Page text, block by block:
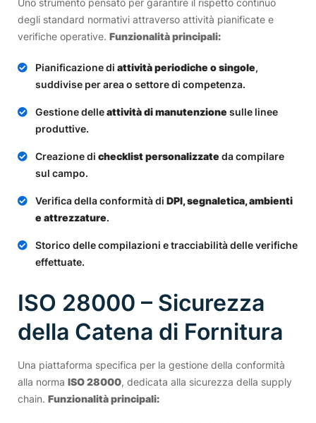
Uno strumento pensato per garantire il rispetto continuo
degli standard normativi attraverso attività pianificate e
verifiche operative. Funzionalità principali:
Pianificazione di attività periodiche o singole,
suddivise per area o settore di competenza.
Gestione delleattività di manutenzione sulle linee
produttive.
Creazione di checklist personalizzate da compilare
sul campo.
Verifica della conformità di DPI, segnaletica, ambienti
e attrezzature.
Storico delle compilazioni e tracciabilità delle verifiche
effettuate.
ISO 28000 – Sicurezza
della Catena di Fornitura
Una piattaforma specifica per la gestione della conformità
alla norma ISO 28000, dedicata alla sicurezza della supply
chain. Funzionalità principali: